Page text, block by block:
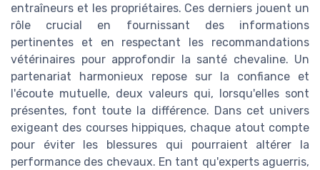
entraîneurs et les propriétaires. Ces derniers jouent un
rôle crucial en fournissant des informations
pertinentes et en respectant les recommandations
vétérinaires pour approfondir la santé chevaline. Un
partenariat harmonieux repose sur la confiance et
l'écoute mutuelle, deux valeurs qui, lorsqu'elles sont
présentes, font toute la différence. Dans cet univers
exigeant des courses hippiques, chaque atout compte
pour éviter les blessures qui pourraient altérer la
performance des chevaux. En tant qu'experts aguerris,